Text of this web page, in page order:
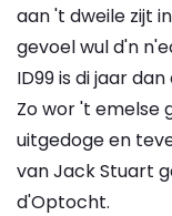
aan 't dweile zijt
gevoel wul d'n
ID99 is di jaar
Zo wor 't emelse
uitgedoge en
van Jack Stuart
d'Optocht.